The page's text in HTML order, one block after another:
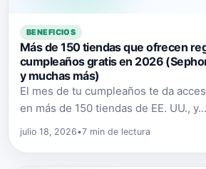
BENEFICIOS
Más de 150 tiendas que ofrecen
cumpleaños gratis en 2026
y muchas más)
El mes de tu cumpleaños te da
en más de 150 tiendas de EE. UU., y...
julio 18, 2026•7 min de lectura